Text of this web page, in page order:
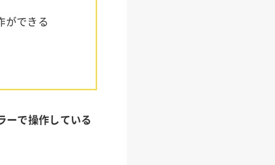
ができる
ーで操作している